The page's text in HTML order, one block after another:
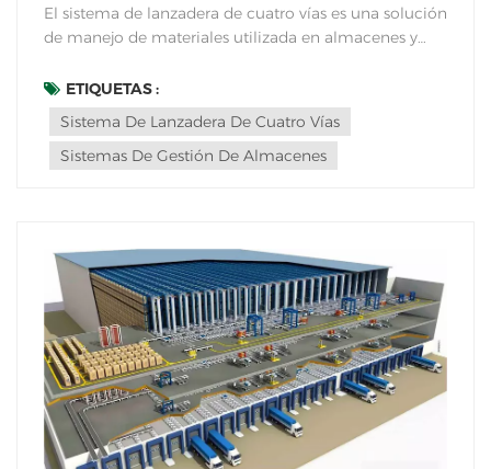
El sistema de lanzadera de cuatro vías es una solución
de manejo de materiales utilizada en almacenes y
recuperación eficiente de mercancías. Consta de una
serie de carros automatizados que operan sobre un
sistema de carriles dentro de la estructura...
ETIQUETAS :
Sistema De Lanzadera De Cuatro Vías
Sistemas De Gestión De Almacenes